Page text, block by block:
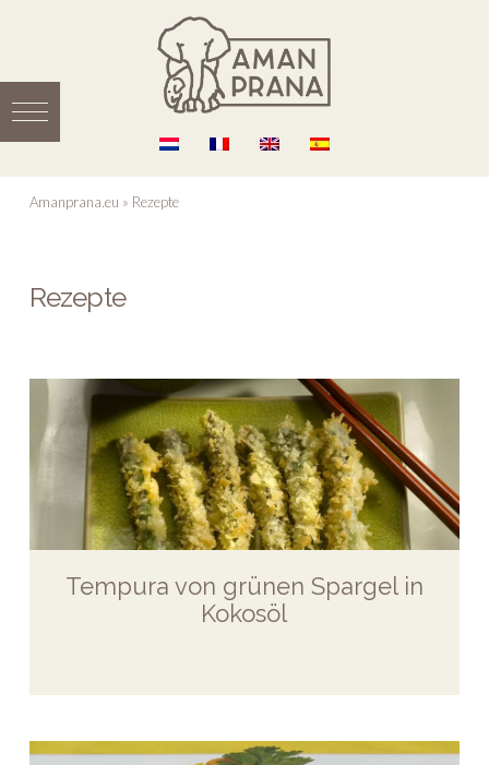
Amanprana.eu » Rezepte
Rezepte
Tempura von grünen Spargel in
Kokosöl